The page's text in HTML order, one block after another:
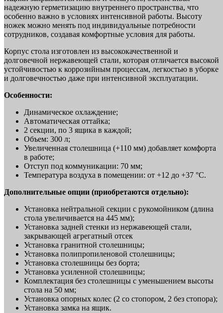
надежную герметизацию внутреннего пространства, что
особенно важно в условиях интенсивной работы. Высоту
ножек можно менять под индивидуальные потребности
сотрудников, создавая комфортные условия для работы.
Корпус стола изготовлен из высококачественной и
долговечной нержавеющей стали, которая отличается высокой
устойчивостью к коррозийным процессам, легкостью в уборке
и долговечностью даже при интенсивной эксплуатации.
Особенности:
Динамическое охлаждение;
Автоматическая оттайка;
2 секции, по 3 ящика в каждой;
Объем: 300 л;
Увеличенная столешница (+110 мм) добавляет комфорта
в работе;
Отступ под коммуникации: 70 мм;
Температура воздуха в помещении: от +12 до +37 °C.
Дополнительные опции (приобретаются отдельно):
Установка нейтральной секции с рукомойником (длина
стола увеличивается на 445 мм);
Установка задней стенки из нержавеющей стали,
закрывающей агрегатный отсек
Установка гранитной столешницы;
Установка полипропиленовой столешницы;
Установка столешницы без борта;
Установка усиленной столешницы;
Комплектация без столешницы с уменьшением высоты
стола на 50 мм;
Установка опорных колес (2 со стопором, 2 без стопора);
Установка замка на ящик.